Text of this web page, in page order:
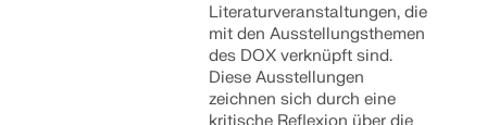
Literaturveranstaltungen, die
mit den Ausstellungsthemen
des DOX verknüpft sind.
Diese Ausstellungen
zeichnen sich durch eine